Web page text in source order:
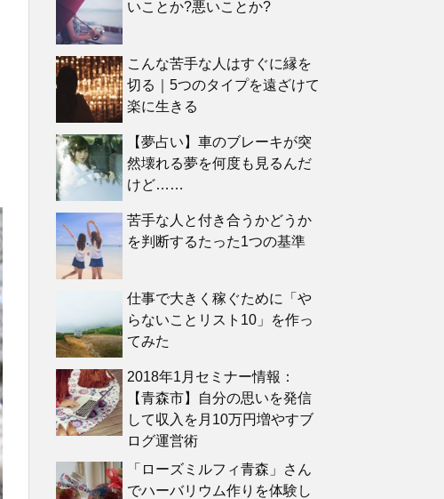
いことか?悪いことか?
こんな苦手な人はすぐに縁を
切る｜5つのタイプを遠ざけて
楽に生きる
【夢占い】車のブレーキが突
然壊れる夢を何度も見るんだ
けど……
苦手な人と付き合うかどうか
を判断するたった1つの基準
仕事で大きく稼ぐために「や
らないことリスト10」を作っ
てみた
2018年1月セミナー情報：
【青森市】自分の思いを発信
して収入を月10万円増やすブ
ログ運営術
「ローズミルフィ青森」さん
でハーバリウム作りを体験し